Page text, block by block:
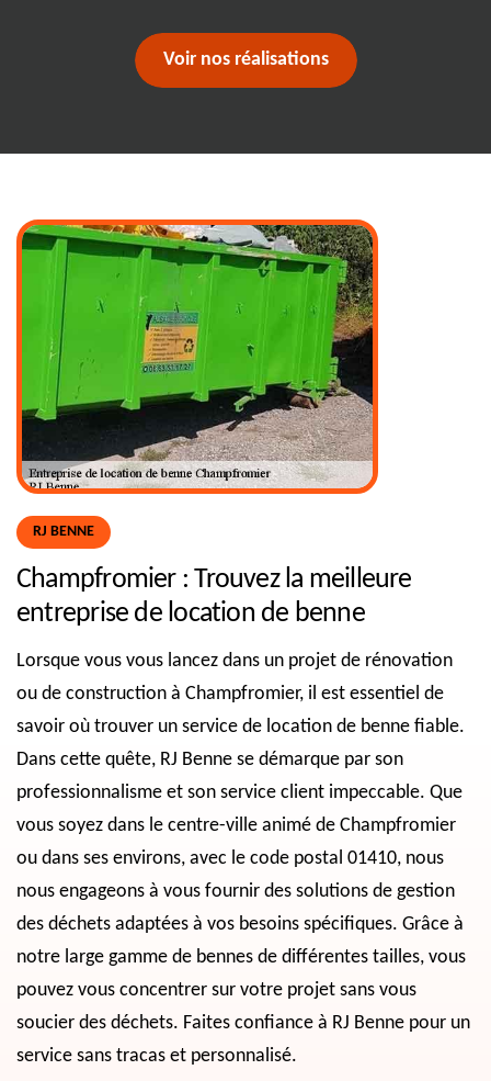
Voir nos réalisations
RJ BENNE
Champfromier : Trouvez la meilleure
entreprise de location de benne
Lorsque vous vous lancez dans un projet de rénovation
ou de construction à Champfromier, il est essentiel de
savoir où trouver un service de location de benne fiable.
Dans cette quête, RJ Benne se démarque par son
professionnalisme et son service client impeccable. Que
vous soyez dans le centre-ville animé de Champfromier
ou dans ses environs, avec le code postal 01410, nous
nous engageons à vous fournir des solutions de gestion
des déchets adaptées à vos besoins spécifiques. Grâce à
notre large gamme de bennes de différentes tailles, vous
pouvez vous concentrer sur votre projet sans vous
soucier des déchets. Faites confiance à RJ Benne pour un
service sans tracas et personnalisé.